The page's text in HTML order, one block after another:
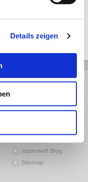
Details zeigen
Informationen
Pressespiegel
Japanwelt Blog
Sitemap